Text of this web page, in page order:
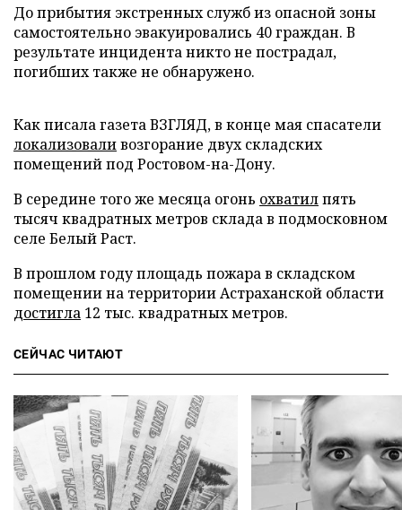
До прибытия экстренных служб из опасной зоны
самостоятельно эвакуировались 40 граждан. В
результате инцидента никто не пострадал,
погибших также не обнаружено.
Как писала газета ВЗГЛЯД, в конце мая спасатели
локализоваливозгорание двух складских
помещений под Ростовом-на-Дону.
В середине того же месяца огонь охватилпять
тысяч квадратных метров склада в подмосковном
селе Белый Раст.
В прошлом году площадь пожара в складском
помещении на территории Астраханской области
достигла 12 тыс. квадратных метров.
СЕЙЧАС ЧИТАЮТ